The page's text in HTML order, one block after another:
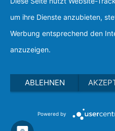
um ihre Dienste anzubieten,
Werbung entsprechend den
anzuzeigen.
ABLEHNEN
Powered by